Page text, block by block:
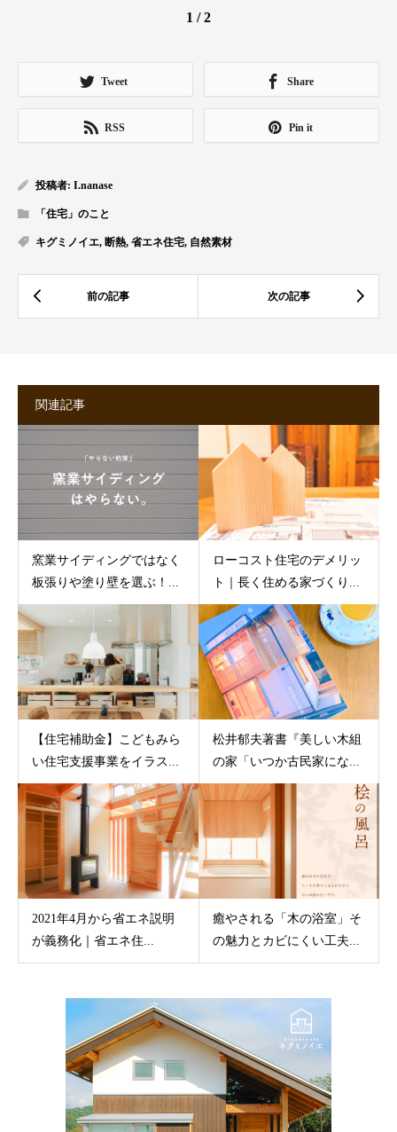
1 / 2
Tweet Share
RSS Pin it
投稿者: I.nanase
「住宅」のこと
キグミノイエ, 断熱, 省エネ住宅, 自然素材
関連記事
窯業サイディングではなく
板張りや塗り壁を選ぶ！...
ローコスト住宅のデメリッ
ト｜長く住める家づくり...
【住宅補助金】こどもみら
い住宅支援事業をイラス...
松井郁夫著書『美しい木組
の家「いつか古民家にな...
2021年4月から省エネ説明
が義務化｜省エネ住...
癒やされる「木の浴室」そ
の魅力とカビにくい工夫...